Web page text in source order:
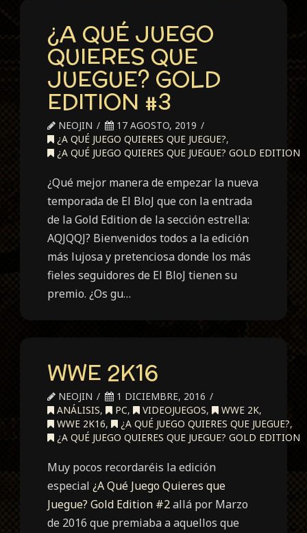
¿A QUÉ JUEGO
QUIERES QUE
JUEGUE? GOLD
EDITION #3
NEOJIN
17 AGOSTO, 2019
¿A QUÉ JUEGO QUIERES QUE JUEGUE?,
¿A QUÉ JUEGO QUIERES QUE JUEGUE? GOLD EDITION
¿Qué mejor manera de empezar la nueva
temporada de El BloJ que con la entrada
de la Gold Edition de la sección estrella:
AQJQQJ? Bienvenidos todos a la edición
más lujosa y pretenciosa donde los más
fieles seguidores de El BloJ tienen su
premio. ¿Os gu…
WWE 2K16
NEOJIN
1 DICIEMBRE, 2016
ANÁLISIS, PC, VIDEOJUEGOS, WWE 2K,
WWE 2K16, ¿A QUÉ JUEGO QUIERES QUE JUEGUE?,
¿A QUÉ JUEGO QUIERES QUE JUEGUE? GOLD EDITION
Muy pocos recordaréis la edición
especial¿A Qué Juego Quieres que
Juegue? Gold Edition #2allá por Marzo
de 2016 que premiaba a aquellos que